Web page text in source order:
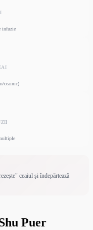
infuzie
ceainic)
ceaiul și îndepărtează
Puer